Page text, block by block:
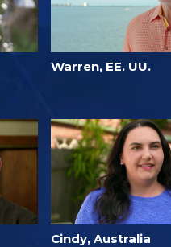
Warren, EE. UU.
Cindy, Australia